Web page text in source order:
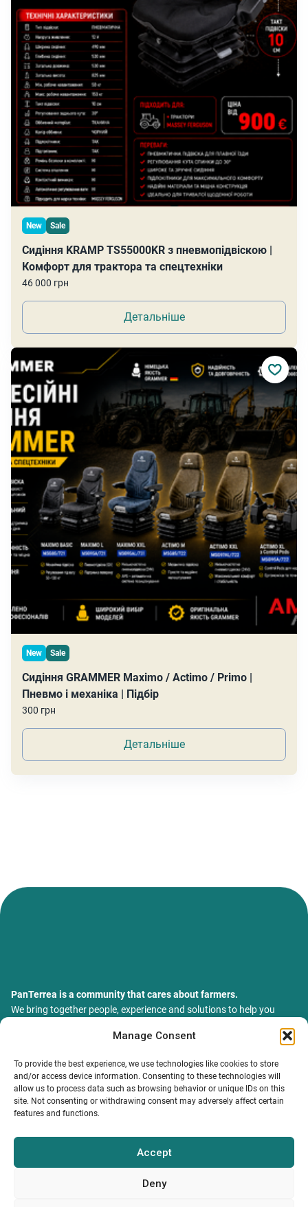
Manage Consent
To provide the best experience, we use technologies like cookies to store
and/or access device information. Consenting to these technologies will
allow us to process data such as browsing behavior or unique IDs on this
site. Not consenting or withdrawing consent may adversely affect certain
features and functions.
Accept
Deny
New Sale
Сидіння KRAMP TS55000KR з пневмопідвіскою |
Комфорт для трактора та спецтехніки
46 000 грн
Детальніше
New Sale
Сидіння GRAMMER Maximo / Actimo / Primo |
Пневмо і механіка | Підбір
300 грн
Детальніше
PanTerrea is a community that cares about farmers.
We bring together people, experience and solutions to help you
76018, Україна, Івано-Франківський р-н, Івано-Франківська
обл., місто Івано-Франківськ, вулиця Сахарова Академіка,
будинок 23
Catalog
INFORMATION.
Terms and conditions
Privacy policy
info@panterrea.com